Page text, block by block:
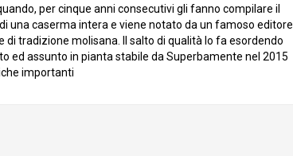
per cinque anni consecutivi gli fanno compilare il
una caserma intera e viene notato da un famoso editore
tradizione molisana. Il salto di qualità lo fa esordendo
ed assunto in pianta stabile da Superbamente nel 2015
importanti